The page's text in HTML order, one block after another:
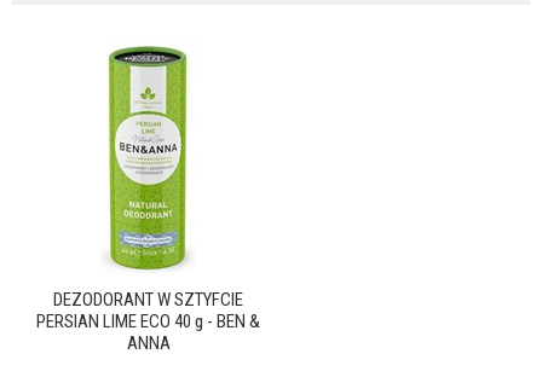
DEZODORANT W SZTYFCIE
PERSIAN LIME ECO 40 g - BEN &
ANNA